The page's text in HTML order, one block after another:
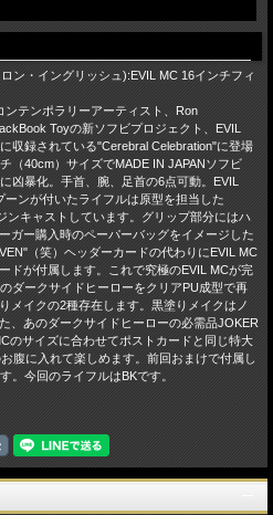
ン・イングリッシュ):EVIL MC 16インチフィ
テンポラリーアーティスト、Ron
Toyの新ソフビプロジェクト、EVIL
収録されている"Cerebral Celebration"に登場
（40cm）サイズでMADE IN JAPANソフビ
凶暴化。手首、腕、足首の6点可動。EVIL
ンが付いたライフルは原型を担当した
ンキャストしています。グリップ部分にはハ
ガー購入時のペーパーバッグをイメージした
（笑）ヘッダーカードの代わりにEVIL MC
ドが付属します。これで究極のEVIL MCが完
ダークサイドヒーローをクリアPU成型で再
メイクの2種存在します。黒塗りメイクはノ
、あのダークサイドヒーローの必需品JOKER
のサイズに合わせてポストカードと同じ特大
腹に入れて楽しめます。前回おまけで付属し
。今回のライフルはBKです。